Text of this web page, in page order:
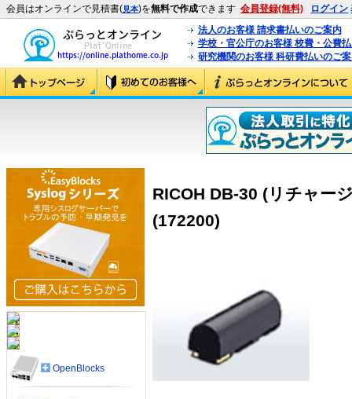
会員はオンラインで見積書(見本)を無料で作成できます 会員登録(無料) ログイン
法人のお客様 請求書払いのご案内
学校・官公庁のお客様 校費・公費
研究機関のお客様 科研費払いのご
RICOH DB-30 (リチャー
(172200)
OpenBlocks